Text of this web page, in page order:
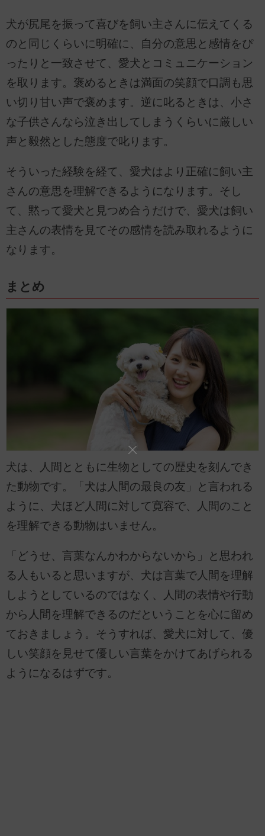
犬が尻尾を振って喜びを飼い主さんに伝えてくる
のと同じくらいに明確に、自分の意思と感情をぴ
ったりと一致させて、愛犬とコミュニケーション
を取ります。褒めるときは満面の笑顔で口調も思
い切り甘い声で褒めます。逆に叱るときは、小さ
な子供さんなら泣き出してしまうくらいに厳しい
声と毅然とした態度で叱ります。
そういった経験を経て、愛犬はより正確に飼い主
さんの意思を理解できるようになります。そし
て、黙って愛犬と見つめ合うだけで、愛犬は飼い
主さんの表情を見てその感情を読み取れるように
なります。
まとめ
犬は、人間とともに生物としての歴史を刻んでき
た動物です。「犬は人間の最良の友」と言われる
ように、犬ほど人間に対して寛容で、人間のこと
を理解できる動物はいません。
「どうせ、言葉なんかわからないから」と思われ
る人もいると思いますが、犬は言葉で人間を理解
しようとしているのではなく、人間の表情や行動
から人間を理解できるのだということを心に留め
ておきましょう。そうすれば、愛犬に対して、優
しい笑顔を見せて優しい言葉をかけてあげられる
ようになるはずです。